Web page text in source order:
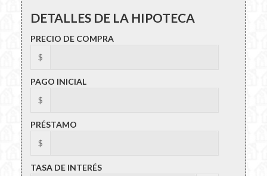
DETALLES DE LA HIPOTECA
PRECIO DE COMPRA
$
PAGO INICIAL
$
PRÉSTAMO
$
TASA DE INTERÉS